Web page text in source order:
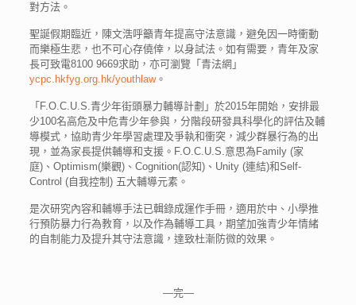
對方法。
聖誕假期臨近，陳文浩呼籲青年提高守法意識，避免因一時衝動
而樂極生悲，也不可心存僥倖，以身試法。如有需要，青年及家
長可致電8100 9669求助，亦可瀏覽「青法網」
ycpc.hkfyg.org.hk/youthlaw。
「F.O.C.U.S.青少年街頭暴力輔導計劃」於2015年開始，安排最
少100名高危及中危青少年參與，分階段研發具科學化的評估及輔
導模式，協助青少年學習處理及爭執和衝突，減少群暴行為的出
現，並為家長提供輔導和支援。F.O.C.U.S.意思為Family (家
庭)、Optimism(樂觀)、Cognition(認知)、Unity (連結)和Self-
Control (自我控制) 五大輔導元素。
是次研究內容和輔導手法已輯錄成運作手冊，適用於中、小學推
行預防暴力行為教育，以及作為輔導工具，期望加強青少年情緒
的自制能力及提升其守法意識，達致杜漸防微的效果。
—完—